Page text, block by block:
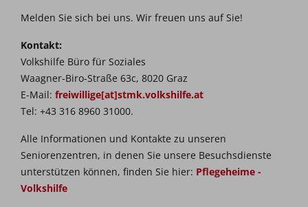
Melden Sie sich bei uns. Wir freuen uns auf Sie!
Kontakt:
Volkshilfe Büro für Soziales
Waagner-Biro-Straße 63c, 8020 Graz
E-Mail: freiwillige[at]stmk.volkshilfe.at
Tel: +43 316 8960 31000.
Alle Informationen und Kontakte zu unseren
Seniorenzentren, in denen Sie unsere Besuchsdienste
unterstützen können, finden Sie hier: Pflegeheime -
Volkshilfe